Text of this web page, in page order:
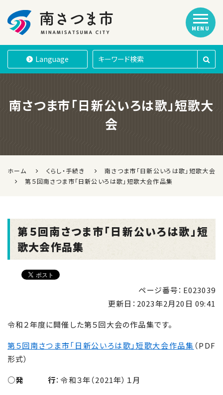
南さつま市
Language
MENU
南さつま市「日新公いろは歌」短歌大
会
ホーム くらし・手続き
南さつま市「日新公いろは歌」短歌大会
第５回南さつま市「日新公いろは歌」短歌大会作品集
第５回南さつま市「日新公いろは歌」短
歌大会作品集
ページ番号：E023039
更新日： 2023年2月20日 09:41
令和２年度に開催した第５回大会の作品集です。
第５回南さつま市「日新公いろは歌」短歌大会作品集 （PDF
形式）
○発 行：令和３年（2021年）１月